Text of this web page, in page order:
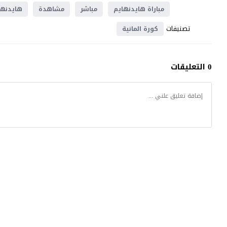
مباراة هايدنهايم مباشر مشاهدة
تصنيفات كورة المانية
0 التعليقات